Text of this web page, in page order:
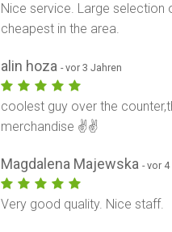
Nice service. Large selection
cheapest in the area.
alin hoza- vor 3 Jahren
coolest guy over the
merchandise ✌️✌️
Magdalena Majewska- vor
Very good quality. Nice staff.